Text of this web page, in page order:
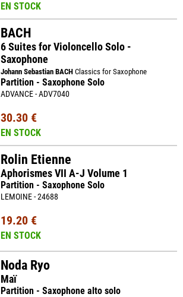
EN STOCK
BACH
6 Suites for Violoncello Solo -
Saxophone
Johann Sebastian BACHClassics for Saxophone
Partition - Saxophone Solo
ADVANCE - ADV7040
30.30 €
EN STOCK
Rolin Etienne
Aphorismes VII A-J Volume 1
Partition - Saxophone Solo
LEMOINE - 24688
19.20 €
EN STOCK
Noda Ryo
Maï
Partition - Saxophone alto solo